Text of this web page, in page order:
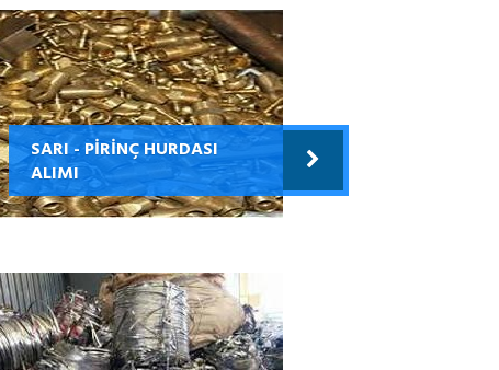
SARI - PİRİNÇ HURDASI
ALIMI